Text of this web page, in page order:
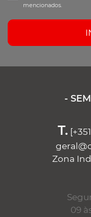
mencionados.
-
T.
Zona
09